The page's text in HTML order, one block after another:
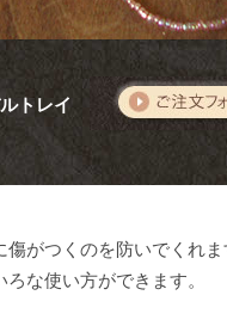
トレイ
がつくのを防いでくれ
な使い方ができます。